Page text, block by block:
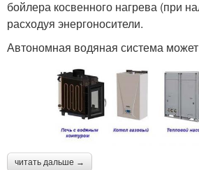
бойлера косвенного нагрева (при
расходуя энергоносители.
Автономная водяная система может
читать дальше →